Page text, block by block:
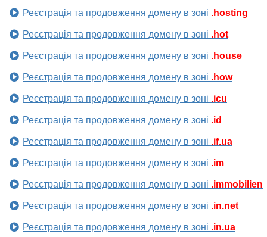
Реєстрація та продовження домену в зоні .hosting
Реєстрація та продовження домену в зоні .hot
Реєстрація та продовження домену в зоні .house
Реєстрація та продовження домену в зоні .how
Реєстрація та продовження домену в зоні .icu
Реєстрація та продовження домену в зоні .id
Реєстрація та продовження домену в зоні .if.ua
Реєстрація та продовження домену в зоні .im
Реєстрація та продовження домену в зоні .immobilien
Реєстрація та продовження домену в зоні .in.net
Реєстрація та продовження домену в зоні .in.ua